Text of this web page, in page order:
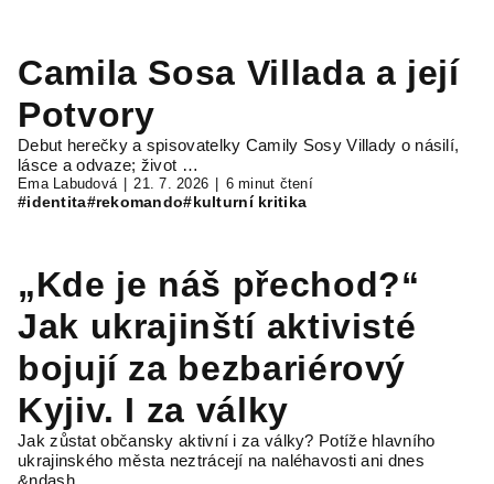
Camila Sosa Villada a její
Potvory
Debut herečky a spisovatelky Camily Sosy Villady o násilí,
lásce a odvaze; život …
Ema Labudová 21. 7. 2026 6 minut čtení
#identita#rekomando#kulturní kritika
„Kde je náš přechod?“
Jak ukrajinští aktivisté
bojují za bezbariérový
Kyjiv. I za války
Jak zůstat občansky aktivní i za války? Potíže hlavního
ukrajinského města neztrácejí na naléhavosti ani dnes
&ndash…